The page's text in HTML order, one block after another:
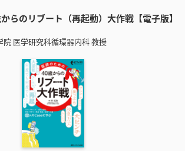
らのリブート（再起動）大作戦【電子版】
院 医学研究科循環器内科 教授